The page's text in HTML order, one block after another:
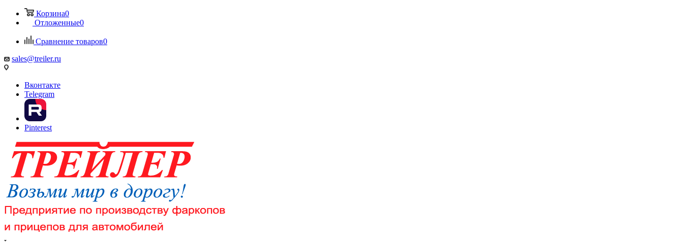
Корзина0
Отложенные0
Сравнение товаров0
sales@treiler.ru
Вконтакте
Telegram
Pinterest